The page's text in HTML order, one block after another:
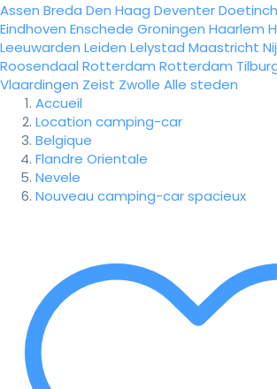
Assen Breda Den Haag Deventer
Eindhoven Enschede Groningen Haarlem
Leeuwarden Leiden Lelystad Maastricht
Roosendaal Rotterdam Rotterdam
Vlaardingen Zeist Zwolle Alle steden
Accueil
Location camping-car
Belgique
Flandre Orientale
Nevele
Nouveau camping-car spacieux